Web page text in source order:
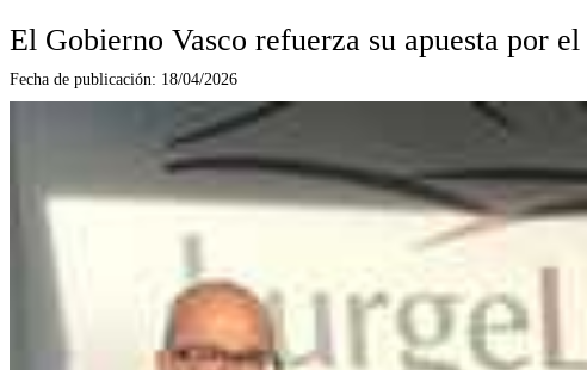
El Gobierno Vasco refuerza su apuesta por
Fecha de publicación: 18/04/2026